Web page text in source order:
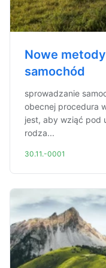
Nowe
samochód
sprowadzanie
obecnej procedura
jest, aby wziąć pod
rodza...
30.11.-0001